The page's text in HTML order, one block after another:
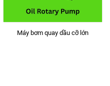
Máy bơm quay dầu cỡ lớn